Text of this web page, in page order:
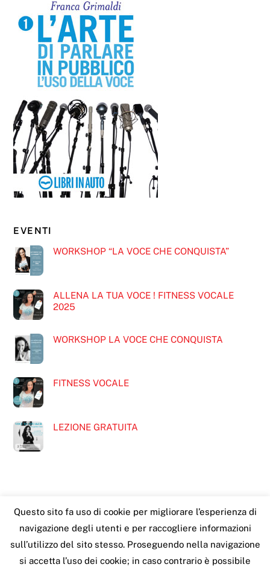
EVENTI
WORKSHOP “LA VOCE CHE CONQUISTA”
ALLENA LA TUA VOCE ! FITNESS VOCALE
2025
WORKSHOP LA VOCE CHE CONQUISTA
FITNESS VOCALE
LEZIONE GRATUITA
Back
To
Franca Grimaldi
© Franca Grimaldi
Questo sito fa uso di cookie per migliorare l’esperienza di
navigazione degli utenti e per raccogliere informazioni
sull’utilizzo del sito stesso. Proseguendo nella navigazione
si accetta l’uso dei cookie; in caso contrario è possibile